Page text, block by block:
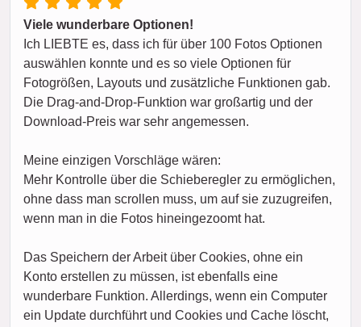
Viele wunderbare Optionen!
Ich LIEBTE es, dass ich für über 100 Fotos Optionen
auswählen konnte und es so viele Optionen für
Fotogrößen, Layouts und zusätzliche Funktionen gab.
Die Drag-and-Drop-Funktion war großartig und der
Download-Preis war sehr angemessen.
Meine einzigen Vorschläge wären:
Mehr Kontrolle über die Schieberegler zu ermöglichen,
ohne dass man scrollen muss, um auf sie zuzugreifen,
wenn man in die Fotos hineingezoomt hat.
Das Speichern der Arbeit über Cookies, ohne ein
Konto erstellen zu müssen, ist ebenfalls eine
wunderbare Funktion. Allerdings, wenn ein Computer
ein Update durchführt und Cookies und Cache löscht,